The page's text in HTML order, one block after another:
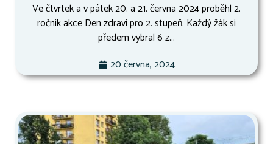
Ve čtvrtek a v pátek 20. a 21. června 2024 proběhl 2.
ročník akce Den zdraví pro 2. stupeň. Každý žák si
předem vybral 6 z...
20 června, 2024